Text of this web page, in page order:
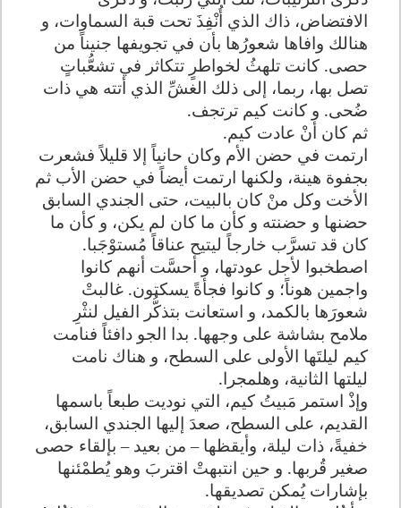
الافتضاض، ذاك الذي أُنْفِذَ تحت قبة السماوات، و
هنالك وافاها شعورُها بأن في تجويفها جنيناً من
حصى. كانت تلهثُ لخواطرٍ تتكاثر في تشعُّباتٍ
تصل بها، ربما، إلى ذلك الغشِّ الذي أتته هي ذات
ضُحى. و كانت كيم ترتجف.
ثم كان أنْ عادت كيم.
ارتمت في حضن الأم وكان حانياً إلا قليلاً فشعرت
بجفوة هينة، ولكنها ارتمت أيضاً في حضن الأب ثم
الأخت وكل منْ كان بالبيت، حتى الجندي السابق
حضنها و حضنته و كأن ما كان لم يكن، و كأن ما
كان قد تسرَّب خارجاً ليتيح عناقاً مُستوْجَبا.
اصطخبوا لأجل عودتها، و أحسَّت أنهم كانوا
واجمين هوناً؛ و كانوا فجأةً يسكتون. غالبتْ
شعورَها بالكمد، و استعانت بتذكُّر الفيل لنثْرِ
ملامح بشاشة على وجهها. بدا الجو دافئاً فنامت
كيم ليلتَها الأولى على السطح، و هناك نامت
ليلتها الثانية، وهلمجرا.
وإذْ استمر مَبيتُ كيم، التي نوديت طبعاً باسمها
القديم، على السطح، صعدَ إليها الجندي السابق،
خفيةً، ذات ليلة، وأيقظها – من بعيد – بإلقاء حصى
صغير قُربها. و حين انتبهتْ اقتربَ وهو يُطمْئنها
بإشارات يُمكن تصديقها.